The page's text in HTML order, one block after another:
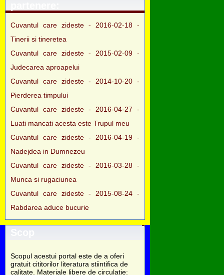
Cuvantul care zideste - 2016-02-18 -
Tinerii si tineretea
Cuvantul care zideste - 2015-02-09 -
Judecarea aproapelui
Cuvantul care zideste - 2014-10-20 -
Pierderea timpului
Cuvantul care zideste - 2016-04-27 -
Luati mancati acesta este Trupul meu
Cuvantul care zideste - 2016-04-19 -
Nadejdea in Dumnezeu
Cuvantul care zideste - 2016-03-28 -
Munca si rugaciunea
Cuvantul care zideste - 2015-08-24 -
Rabdarea aduce bucurie
Scop
Scopul acestui portal este de a oferi
gratuit cititorilor literatura stiintifica de
calitate. Materiale libere de circulatie: